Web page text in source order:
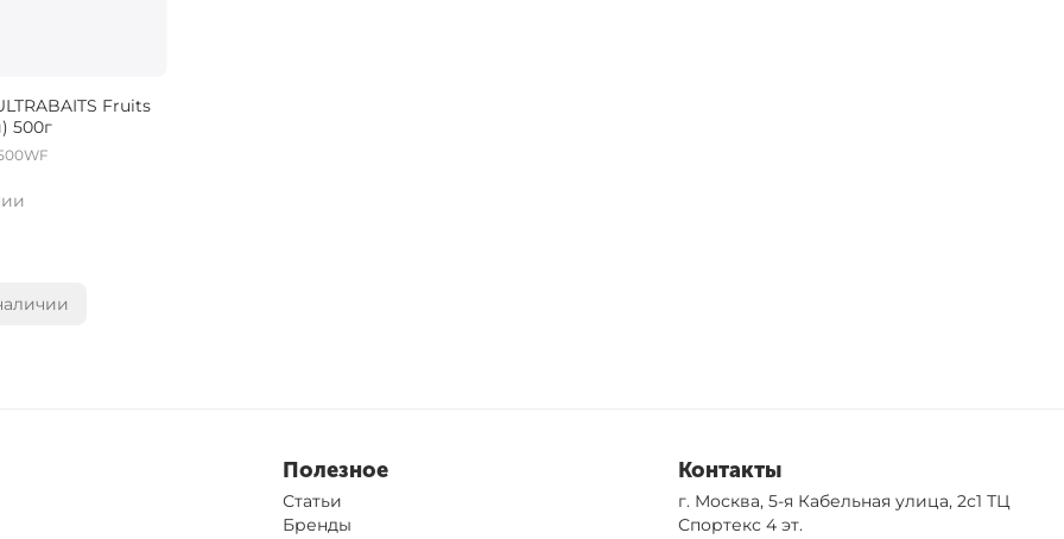
Fruits
500г
Полезное
Статьи
Бренды
Контакты
г. Москва, 5-я Кабельная улица, 2с1 ТЦ
Спортекс 4 эт.